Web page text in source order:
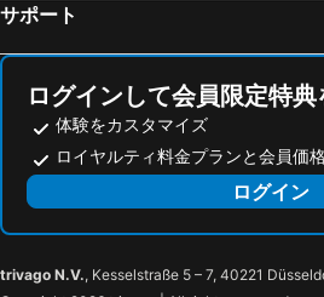
サポート
ログインして会員限定特
体験をカスタマイズ
ロイヤルティ料金プランと会員価
ログイン
trivago N.V., Kesselstraße 5 – 7, 40221